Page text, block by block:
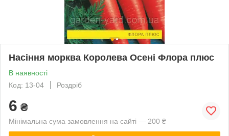
Насіння морква Королева Осені Флора плюс
В наявності
Код: 13-04
Роздріб
6 ₴
Мінімальна сума замовлення на сайті — 200 ₴